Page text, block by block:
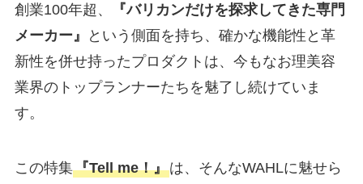
創業100年超、
『バリカンだけを探求してきた専門
メーカー』
という側面を持ち、確かな機能性と革
新性を併せ持ったプロダクトは、今もなお理美容
業界のトップランナーたちを魅了し続けていま
す。
この特集『Tell me！』は、そんなWAHLに魅せら